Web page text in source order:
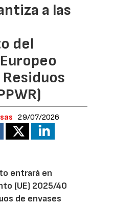
a las
del
Residuos
29/07/2026
entrará en
(UE) 2025/40
de envases